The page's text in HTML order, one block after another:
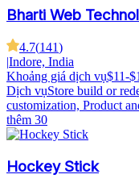
Bharti Web
4.7(141)
Indore, India
Khoảng giá dịch vụ$11-
Dịch vụStore build or
customization, Product
thêm 30
Hockey Stick